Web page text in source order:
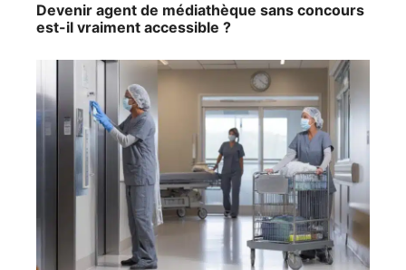
Devenir agent de médiathèque sans concours
est-il vraiment accessible ?